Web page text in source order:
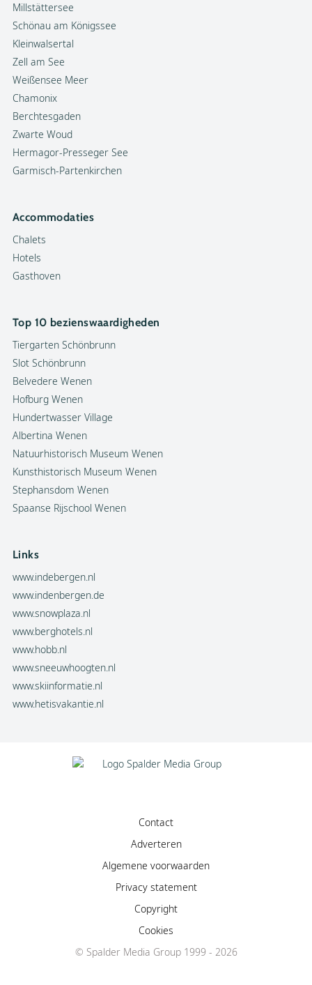
Facebook
Millstättersee
Schönau am Königssee
Kleinwalsertal
Zell am See
Weißensee Meer
Chamonix
Berchtesgaden
Zwarte Woud
Hermagor-Presseger See
Garmisch-Partenkirchen
Accommodaties
Chalets
Hotels
Gasthoven
Top 10 bezienswaardigheden
Tiergarten Schönbrunn
Slot Schönbrunn
Belvedere Wenen
Hofburg Wenen
Hundertwasser Village
Albertina Wenen
Natuurhistorisch Museum Wenen
Kunsthistorisch Museum Wenen
Stephansdom Wenen
Spaanse Rijschool Wenen
Links
www.indebergen.nl
www.indenbergen.de
www.snowplaza.nl
www.berghotels.nl
www.hobb.nl
www.sneeuwhoogten.nl
www.skiinformatie.nl
www.hetisvakantie.nl
Contact
Adverteren
Algemene voorwaarden
Privacy statement
Copyright
Cookies
© Spalder Media Group 1999 - 2026